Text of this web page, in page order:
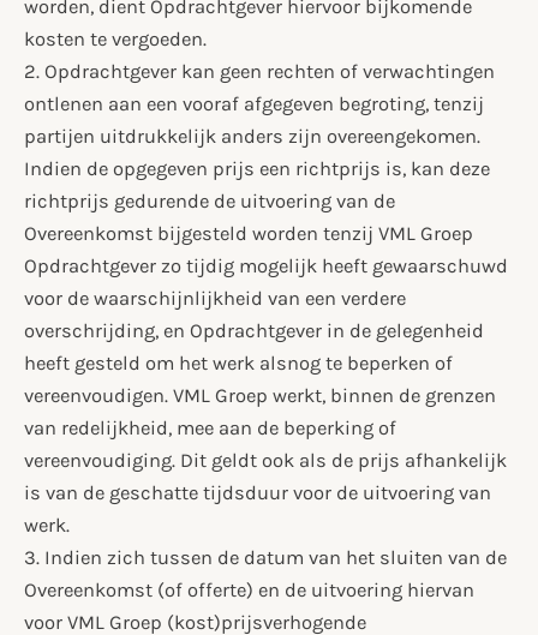
worden, dient Opdrachtgever hiervoor bijkomende
kosten te vergoeden.
2. Opdrachtgever kan geen rechten of verwachtingen
ontlenen aan een vooraf afgegeven begroting, tenzij
partijen uitdrukkelijk anders zijn overeengekomen.
Indien de opgegeven prijs een richtprijs is, kan deze
richtprijs gedurende de uitvoering van de
Overeenkomst bijgesteld worden tenzij VML Groep
Opdrachtgever zo tijdig mogelijk heeft gewaarschuwd
voor de waarschijnlijkheid van een verdere
overschrijding, en Opdrachtgever in de gelegenheid
heeft gesteld om het werk alsnog te beperken of
vereenvoudigen. VML Groep werkt, binnen de grenzen
van redelijkheid, mee aan de beperking of
vereenvoudiging. Dit geldt ook als de prijs afhankelijk
is van de geschatte tijdsduur voor de uitvoering van
werk.
3. Indien zich tussen de datum van het sluiten van de
Overeenkomst (of offerte) en de uitvoering hiervan
voor VML Groep (kost)prijsverhogende